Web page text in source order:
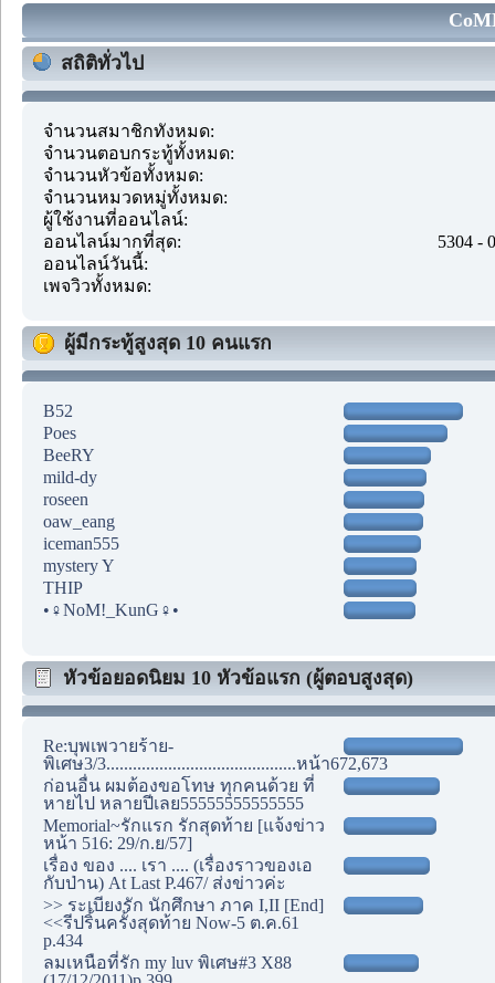
สถิติทั่วไป
จำนวนสมาชิกทั้งหมด:
จำนวนตอบกระทู้ทั้งหมด:
จำนวนหัวข้อทั้งหมด:
จำนวนหมวดหมู่ทั้งหมด:
ผู้ใช้งานที่ออนไลน์:
ออนไลน์มากที่สุด:
5304 -
ออนไลน์วันนี้:
เพจวิวทั้งหมด:
ผู้มีกระทู้สูงสุด 10 คนแรก
B52
Poes
BeeRY
mild-dy
roseen
oaw_eang
iceman555
mystery Y
THIP
•♀NoM!_KunG♀•
หัวข้อยอดนิยม 10 หัวข้อแรก (ผู้ตอบสูงสุด)
Re:บุพเพวายร้าย-
พิเศษ3/3...........................................หน้า672,673
ก่อนอื่น ผมต้องขอโทษ ทุกคนด้วย ที่
หายไป หลายปีเลย55555555555555
Memorial~รักแรก รักสุดท้าย [แจ้งข่าว
หน้า 516: 29/ก.ย/57]
เรื่อง ของ .... เรา .... (เรื่องราวของเอ
กับป่าน) At Last P.467/ ส่งข่าวค่ะ
>> ระเบียงรัก นักศึกษา ภาค I,II [End]
<<รีปริ้นครั้งสุดท้าย Now-5 ต.ค.61
p.434
ลมเหนือที่รัก my luv พิเศษ#3 X88